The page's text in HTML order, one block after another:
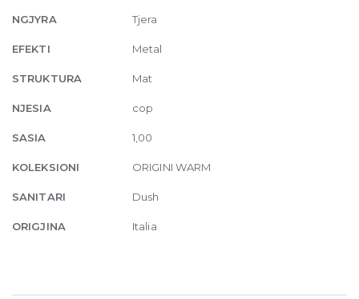
way
shower
845
Dark
quantity
NGJYRA Tjera
EFEKTI Metal
STRUKTURA Mat
NJESIA cop
SASIA 1,00
KOLEKSIONI ORIGINI WARM
SANITARI Dush
ORIGJINA Italia